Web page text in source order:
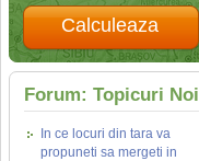
Calculeaza
Forum: Topicuri Noi
In ce locuri din tara va
propuneti sa mergeti in